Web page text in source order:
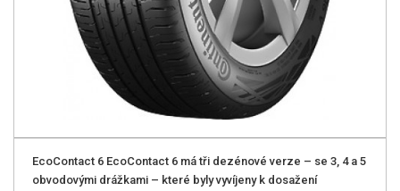
EcoContact 6 EcoContact 6 má tři dezénové verze – se 3, 4 a 5
obvodovými drážkami – které byly vyvíjeny k dosažení